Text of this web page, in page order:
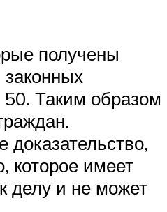
получены
50. Таким образом
которое имеет
делу и не может